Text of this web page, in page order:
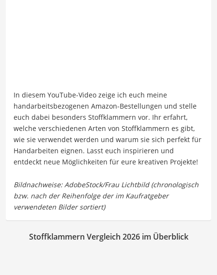
In diesem YouTube-Video zeige ich euch meine
handarbeitsbezogenen Amazon-Bestellungen und stelle
euch dabei besonders Stoffklammern vor. Ihr erfahrt,
welche verschiedenen Arten von Stoffklammern es gibt,
wie sie verwendet werden und warum sie sich perfekt für
Handarbeiten eignen. Lasst euch inspirieren und
entdeckt neue Möglichkeiten für eure kreativen Projekte!
Stoffklammern Vergleich 2026 im Überblick